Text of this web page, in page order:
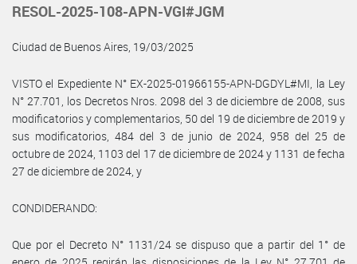
RESOL-2025-108-APN-VGI#JGM
Ciudad de Buenos Aires, 19/03/2025
VISTO el Expediente N° EX-2025-01966155-APN-DGDYL#MI, la Ley
N° 27.701, los Decretos Nros. 2098 del 3 de diciembre de 2008, sus
modificatorios y complementarios, 50 del 19 de diciembre de 2019 y
sus modificatorios, 484 del 3 de junio de 2024, 958 del 25 de
octubre de 2024, 1103 del 17 de diciembre de 2024 y 1131 de fecha
27 de diciembre de 2024, y
CONDIDERANDO:
Que por el Decreto N° 1131/24 se dispuso que a partir del 1° de